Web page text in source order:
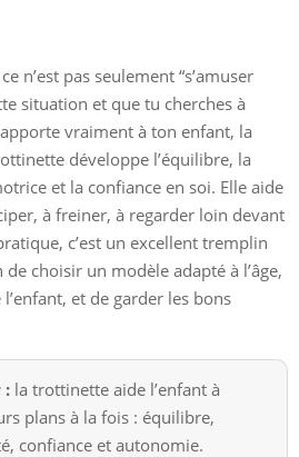
n’est pas seulement “s’amuser
situation et que tu cherches à
vraiment à ton enfant, la
développe l’équilibre, la
et la confiance en soi. Elle aide
à freiner, à regarder loin devant
c’est un excellent tremplin
choisir un modèle adapté à l’âge,
et de garder les bons
: la trottinette aide l’enfant à
plans à la fois : équilibre,
confiance et autonomie.